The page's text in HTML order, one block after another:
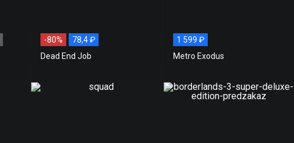
-80%
78,4 ₽
Dead End Job
1 599 ₽
Metro Exodus